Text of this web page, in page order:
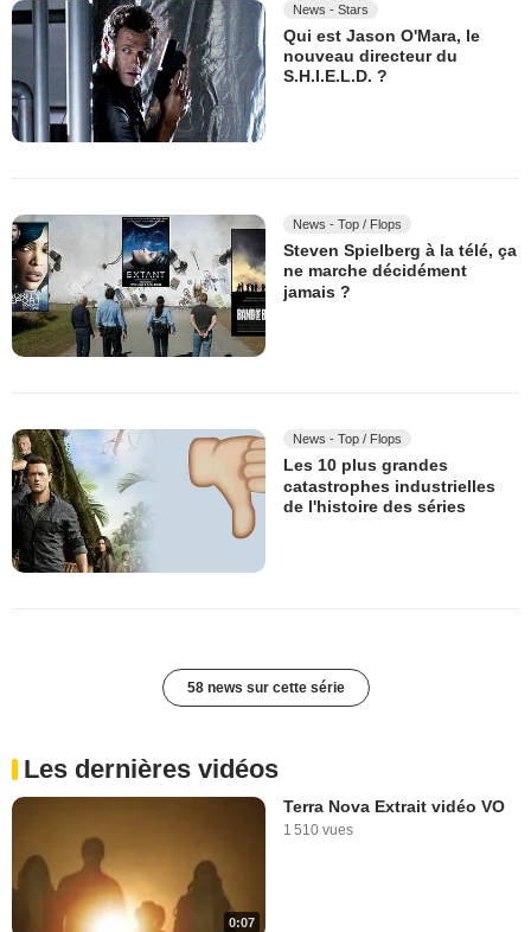
News - Stars
Qui est Jason O'Mara, le
nouveau directeur du
S.H.I.E.L.D. ?
News - Top / Flops
Steven Spielberg à la télé, ça
ne marche décidément
jamais ?
News - Top / Flops
Les 10 plus grandes
catastrophes industrielles
de l'histoire des séries
58 news sur cette série
Les dernières vidéos
0:07
Terra Nova Extrait vidéo VO
1 510 vues